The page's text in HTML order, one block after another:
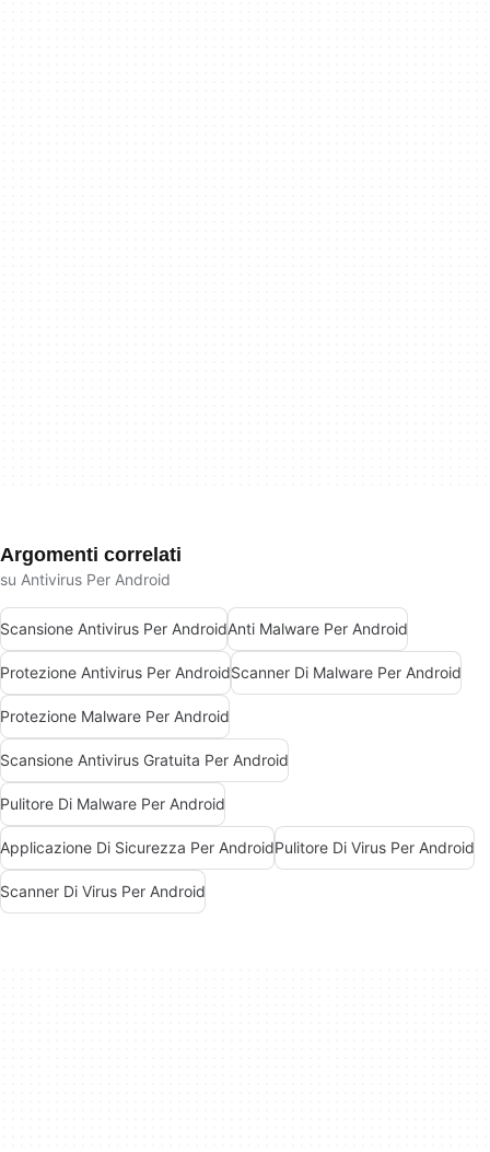
Argomenti correlati
su Antivirus Per Android
Scansione Antivirus Per AndroidAnti Malware Per Android
Protezione Antivirus Per AndroidScanner Di Malware Per Android
Protezione Malware Per Android
Scansione Antivirus Gratuita Per Android
Pulitore Di Malware Per Android
Applicazione Di Sicurezza Per AndroidPulitore Di Virus Per Android
Scanner Di Virus Per Android